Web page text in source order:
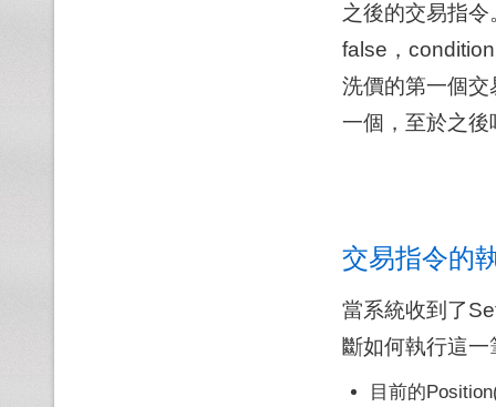
之後的交易指
false，
洗價的第一個
一個，至於之
交易指令的
當系統收到了
斷如何執行這
目前的